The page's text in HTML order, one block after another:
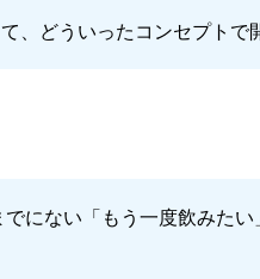
、どういったコンセプトで
にない「もう一度飲みた